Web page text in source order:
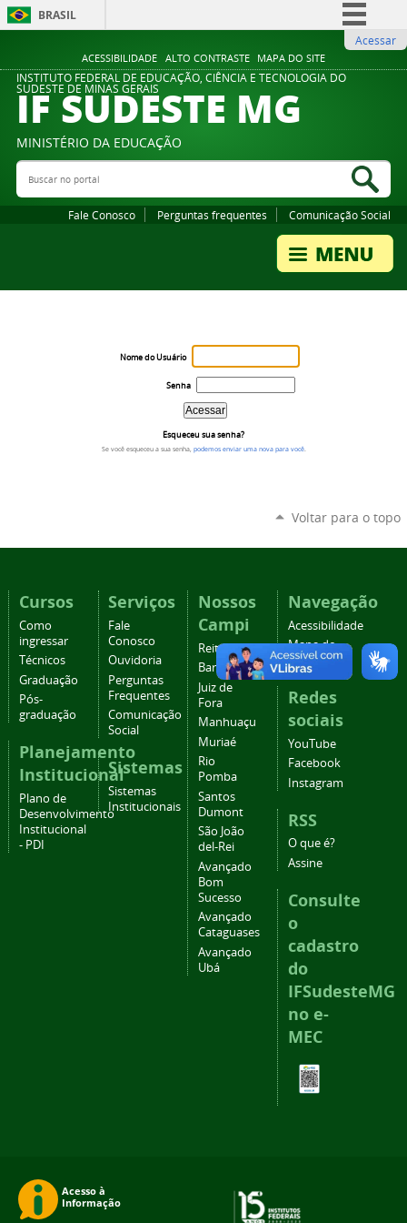
ACESSIBILIDADE ALTO CONTRASTE MAPA DO SITE
BRASIL
Comunica BR
Participe
Legislação
Acessar
INSTITUTO FEDERAL DE EDUCAÇÃO, CIÊNCIA E TECNOLOGIA DO
SUDESTE DE MINAS GERAIS
IF SUDESTE MG
MINISTÉRIO DA EDUCAÇÃO
Buscar no portal
Fale Conosco Perguntas frequentes Comunicação Social
Nome do Usuário
Senha
Esqueceu sua senha?
Se você esqueceu a sua senha, podemos enviar uma nova para você.
Voltar para o topo
Cursos
Como
ingressar
Técnicos
Graduação
Pós-
graduação
Planejamento
Institucional
Plano de
Desenvolvimento
Institucional
- PDI
Serviços
Fale
Conosco
Ouvidoria
Perguntas
Frequentes
Comunicação
Social
Sistemas
Sistemas
Institucionais
Nossos
Campi
Reitoria
Barbacena
Juiz de
Fora
Manhuaçu
Muriaé
Rio
Pomba
Santos
Dumont
São João
del-Rei
Avançado
Bom
Sucesso
Avançado
Cataguases
Avançado
Ubá
Navegação
Acessibilidade
Mapa do
site
Redes
sociais
YouTube
Facebook
Instagram
RSS
O que é?
Assine
Consulte
o
cadastro
do
IFSudesteMG
no e-
MEC